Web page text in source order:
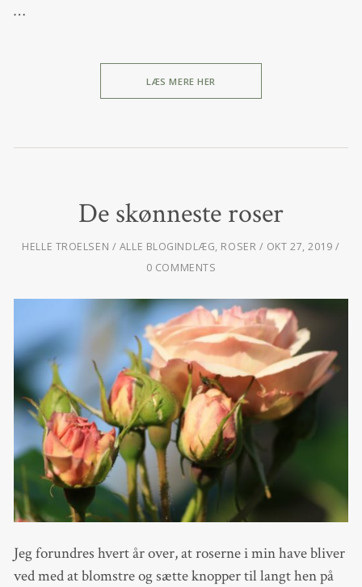
…
LÆS MERE HER
De skønneste roser
HELLE TROELSEN ALLE BLOGINDLÆG, ROSER
OKT 27, 2019
0 COMMENTS
Jeg forundres hvert år over, at roserne i min have bliver
ved med at blomstre og sætte knopper til langt hen på